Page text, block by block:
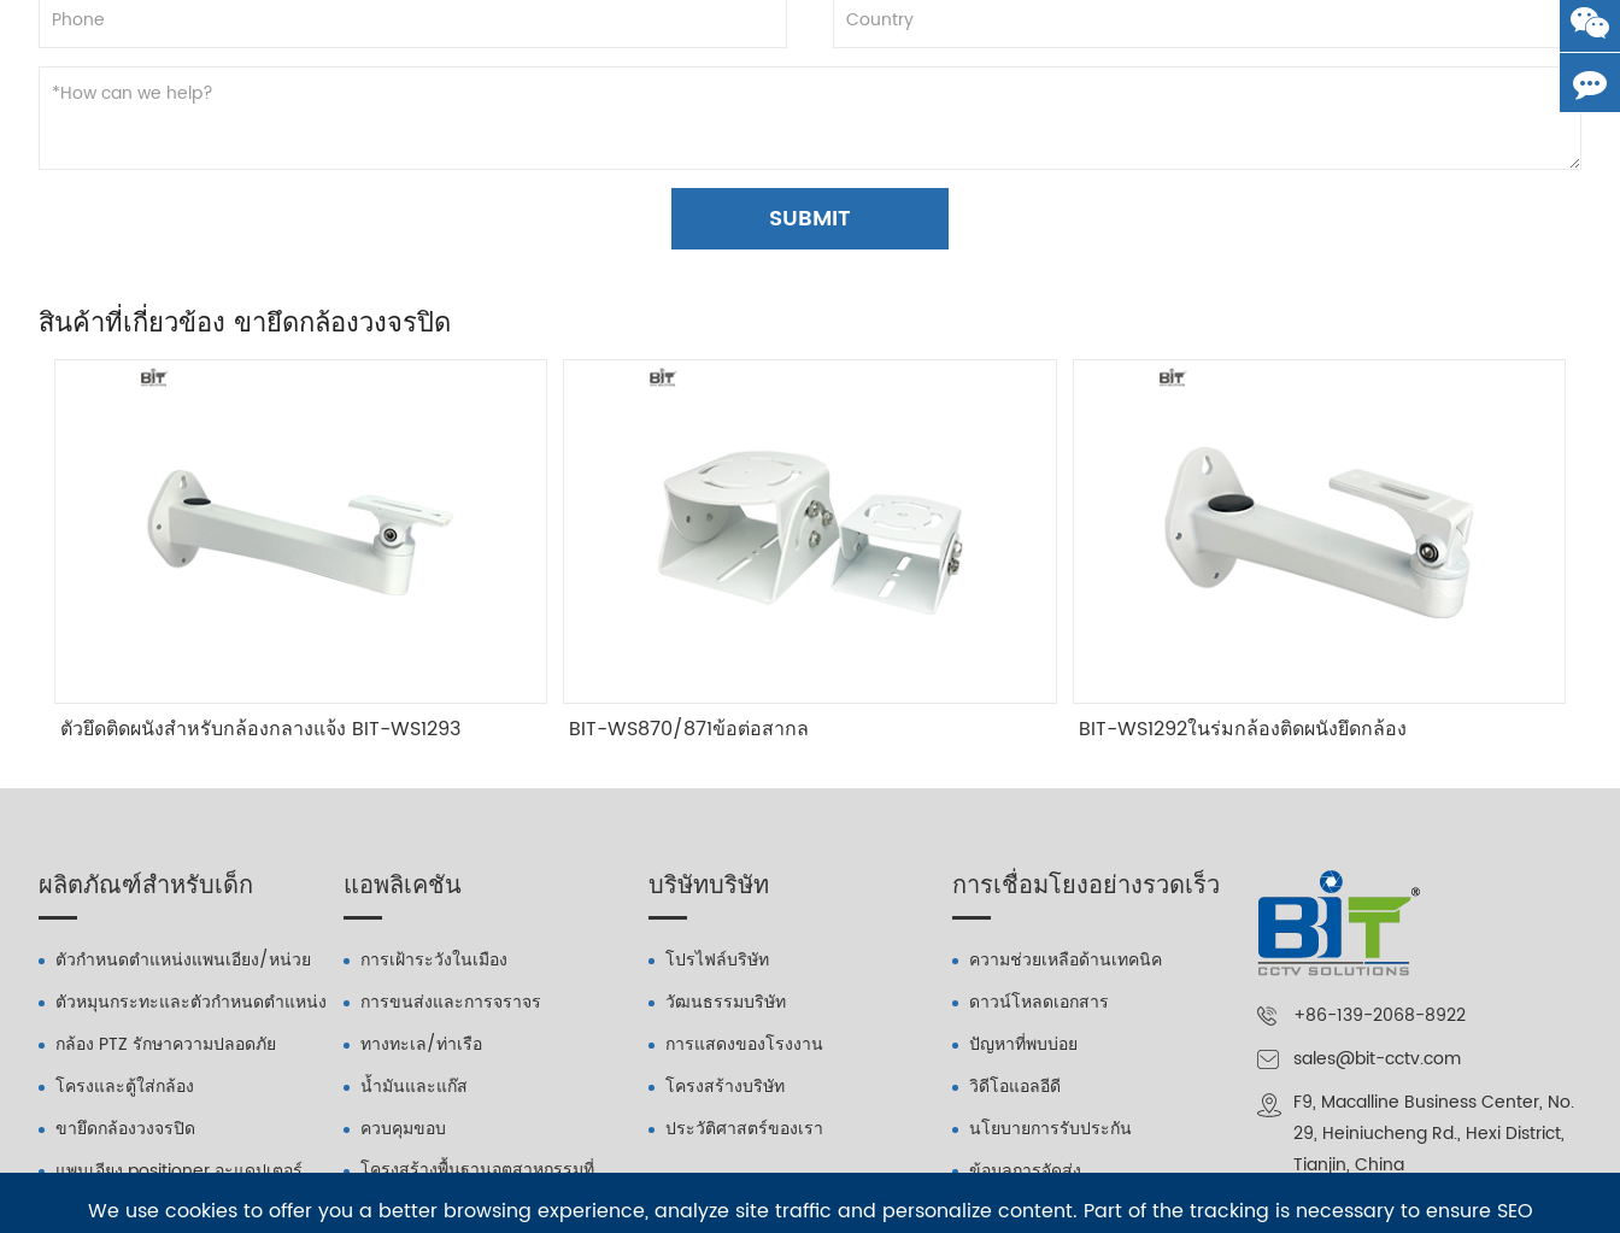
SUBMIT
สินค้าที่เกี่ยวข้อง ขายึดกล้องวงจรปิด
ตัวยึดติดผนังสำหรับกล้องกลางแจ้ง BIT-WS1293 BIT-WS870/871ข้อต่อสากล BIT-WS1292ในร่มกล้องติดผนังยึดกล้อง
ผลิตภัณฑ์สำหรับเด็ก
ตัวกำหนดตำแหน่งแพนเอียง/หน่วย
ตัวหมุนกระทะและตัวกำหนดตำแหน่ง
กล้อง PTZ รักษาความปลอดภัย
โครงและตู้ใส่กล้อง
ขายึดกล้องวงจรปิด
แพนเอียง positioner อะแดปเตอร์
แอพลิเคชัน
การเฝ้าระวังในเมือง
การขนส่งและการจราจร
ทางทะเล/ท่าเรือ
น้ำมันและแก๊ส
ควบคุมขอบ
โครงสร้างพื้นฐานอุตสาหกรรมที่
สำคัญ
บริษัทบริษัท
โปรไฟล์บริษัท
วัฒนธรรมบริษัท
การแสดงของโรงงาน
โครงสร้างบริษัท
ประวัติศาสตร์ของเรา
การเชื่อมโยงอย่างรวดเร็ว
ความช่วยเหลือด้านเทคนิค
ดาวน์โหลดเอกสาร
ปัญหาที่พบบ่อย
วิดีโอแอลอีดี
นโยบายการรับประกัน
ข้อมูลการจัดส่ง
+86-139-2068-8922
sales@bit-cctv.com
F9, Macalline Business Center, No.
29, Heiniucheng Rd., Hexi District,
Tianjin, China
We use cookies to offer you a better browsing experience, analyze site traffic and personalize content. Part of the tracking is necessary to ensure SEO